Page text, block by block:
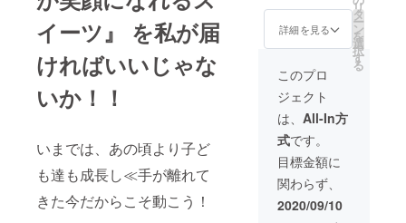
イーツ』 を私が届
ければいいじゃな
いか！！
いまでは、あの頃より子ど
も達も成長し≪手が離れて
きた今だからこそ動こう！
ドーナ
ツには
含まれ
ます。
掲載方法につき
ましてはメール
等にてご相談さ
せていただきま
て掲載・掲示さ
せていただきま
や主婦の方。ア
レルギーをもつ
方々が多くい
らっしゃいま
す。 ターゲット
に近い企業の皆
さま、ぜひご支
援お願いいたし
ます。 ※掲示・
掲載方法につき
詳細を見る
リ
タ
ー
ン
を
選
択
す
る
このプロ
ジェクト
は、 All-In方
式です。
目標金額に
関わらず、
2020/09/10